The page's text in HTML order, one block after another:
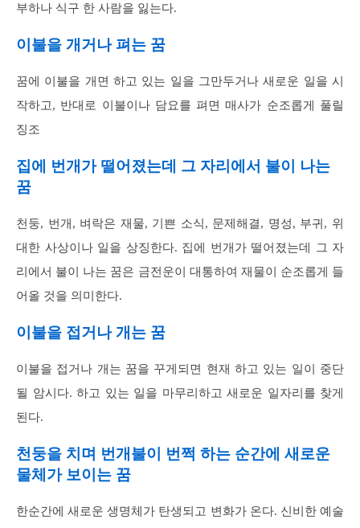
부하나 식구 한 사람을 잃는다.
이불을 개거나 펴는 꿈
꿈에 이불을 개면 하고 있는 일을 그만두거나 새로운 일을 시
작하고, 반대로 이불이나 담요를 펴면 매사가 순조롭게 풀릴
징조
집에 번개가 떨어졌는데 그 자리에서 불이 나는
꿈
천둥, 번개, 벼락은 재물, 기쁜 소식, 문제해결, 명성, 부귀, 위
대한 사상이나 일을 상징한다. 집에 번개가 떨어졌는데 그 자
리에서 불이 나는 꿈은 금전운이 대통하여 재물이 순조롭게 들
어올 것을 의미한다.
이불을 접거나 개는 꿈
이불을 접거나 개는 꿈을 꾸게되면 현재 하고 있는 일이 중단
될 암시다. 하고 있는 일을 마무리하고 새로운 일자리를 찾게
된다.
천둥을 치며 번개불이 번쩍 하는 순간에 새로운
물체가 보이는 꿈
한순간에 새로운 생명체가 탄생되고 변화가 온다. 신비한 예술